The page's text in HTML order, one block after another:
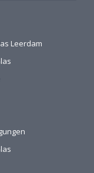
Leerdam